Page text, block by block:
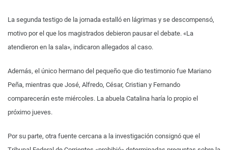
La segunda testigo de la jornada estalló en lágrimas y se descompensó,
motivo por el que los magistrados debieron pausar el debate. «La
atendieron en la sala», indicaron allegados al caso.
Además, el único hermano del pequeño que dio testimonio fue Mariano
Peña, mientras que José, Alfredo, César, Cristian y Fernando
comparecerán este miércoles. La abuela Catalina haría lo propio el
próximo jueves.
Por su parte, otra fuente cercana a la investigación consignó que el